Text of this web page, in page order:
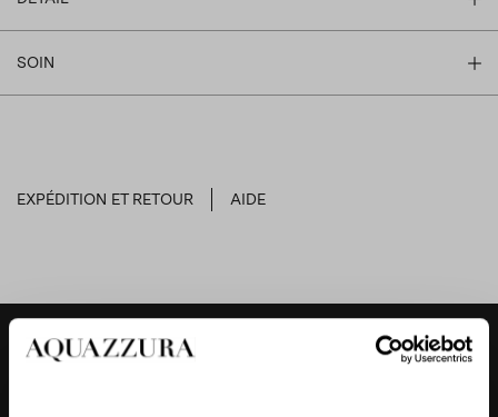
SOIN
EXPÉDITION ET RETOUR AIDE
DESIGNER'S TIPS